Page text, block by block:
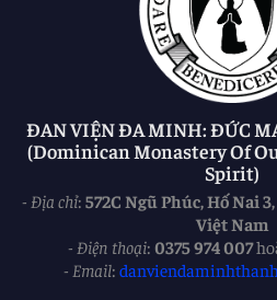
ĐAN VIỆN ĐA MINH: ĐỨC
(Dominican Monastery Of
Spirit)
- Địa chỉ: 572C Ngũ Phúc, Hố Nai
Việt Nam
- Điện thoại: 0375 974 007
- Email: